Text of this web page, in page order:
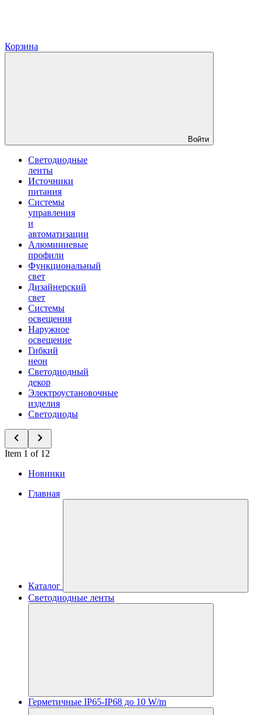
Корзина
Войти
Светодиодные
ленты
Источники
питания
Системы
управления
и
автоматизации
Алюминиевые
профили
Функциональный
свет
Дизайнерский
свет
Системы
освещения
Наружное
освещение
Гибкий
неон
Светодиодный
декор
Электроустановочные
изделия
Светодиоды
Item 1 of 12
Новинки
Главная
Каталог
Светодиодные ленты
Герметичные IP65-IP68 до 10 W/m